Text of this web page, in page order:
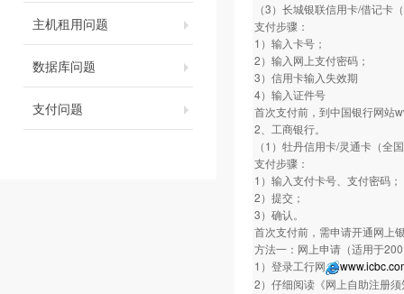
主机租用问题
数据库问题
支付问题
（3）长城银联信用卡/借记卡
支付步骤：
1）输入卡号；
2）输入网上支付密码；
3）信用卡输入失效期
4）输入证件号
首次支付前，到中国银行网站
2、工商银行。
（1）牡丹信用卡/灵通卡（全
支付步骤：
1）输入支付卡号、支付密码；
2）提交；
3）确认。
首次支付前，需申请开通网上
方法一：网上申请（适用于
1）登录工行网
2）仔细阅读《网上自助注册须